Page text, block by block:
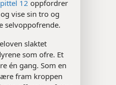
12 oppfordrer
vise sin tro og
selvoppofrende.
slaktet
som ofre. Et
én gang. Som en
fram kroppen